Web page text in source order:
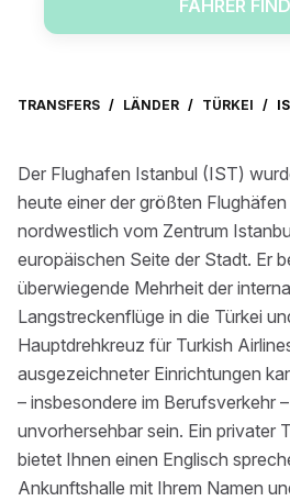
FAHRER
TRANSFERS / LÄNDER / TÜRKEI /
Der Flughafen Istanbul (IST)
heute einer der größten
nordwestlich vom Zentrum
europäischen Seite der Stadt. Er
überwiegende Mehrheit der
Langstreckenflüge in die Türkei
Hauptdrehkreuz für Turkish
ausgezeichneter Einrichtungen
– insbesondere im Berufsverkehr
unvorhersehbar sein. Ein privater
bietet Ihnen einen Englisch
Ankunftshalle mit Ihrem Namen